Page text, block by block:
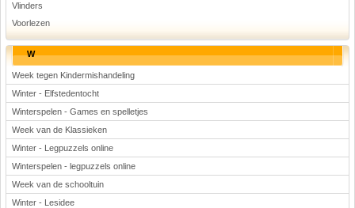
Vlinders
Voorlezen
W
Week tegen Kindermishandeling
Winter - Elfstedentocht
Winterspelen - Games en spelletjes
Week van de Klassieken
Winter - Legpuzzels online
Winterspelen - legpuzzels online
Week van de schooltuin
Winter - Lesidee